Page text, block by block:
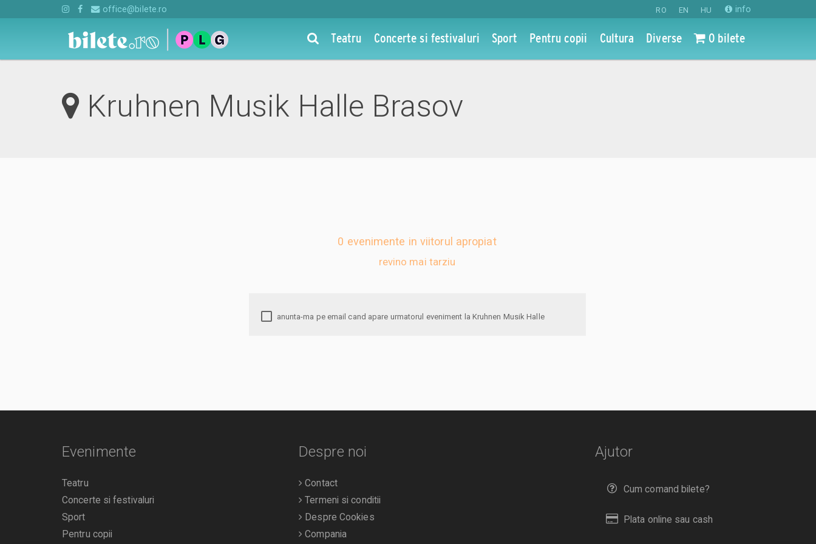
RO EN HU info
office@bilete.ro
Teatru Concerte si festivaluri Sport Pentru copii Cultura Diverse 0 bilete
Kruhnen Musik Halle Brasov
0 evenimente in viitorul apropiat
revino mai tarziu
anunta-ma pe email cand apare urmatorul eveniment la Kruhnen Musik Halle
Ajutor
Cum comand bilete?
Plata online sau cash
Evenimente
Teatru
Concerte si festivaluri
Sport
Pentru copii
Despre noi
Contact
Termeni si conditii
Despre Cookies
Compania